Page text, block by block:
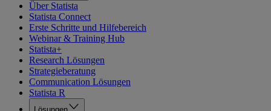
Über Statista
Statista Connect
Erste Schritte und Hilfebereich
Webinar & Training Hub
Statista+
Research Lösungen
Strategieberatung
Communication Lösungen
Statista R